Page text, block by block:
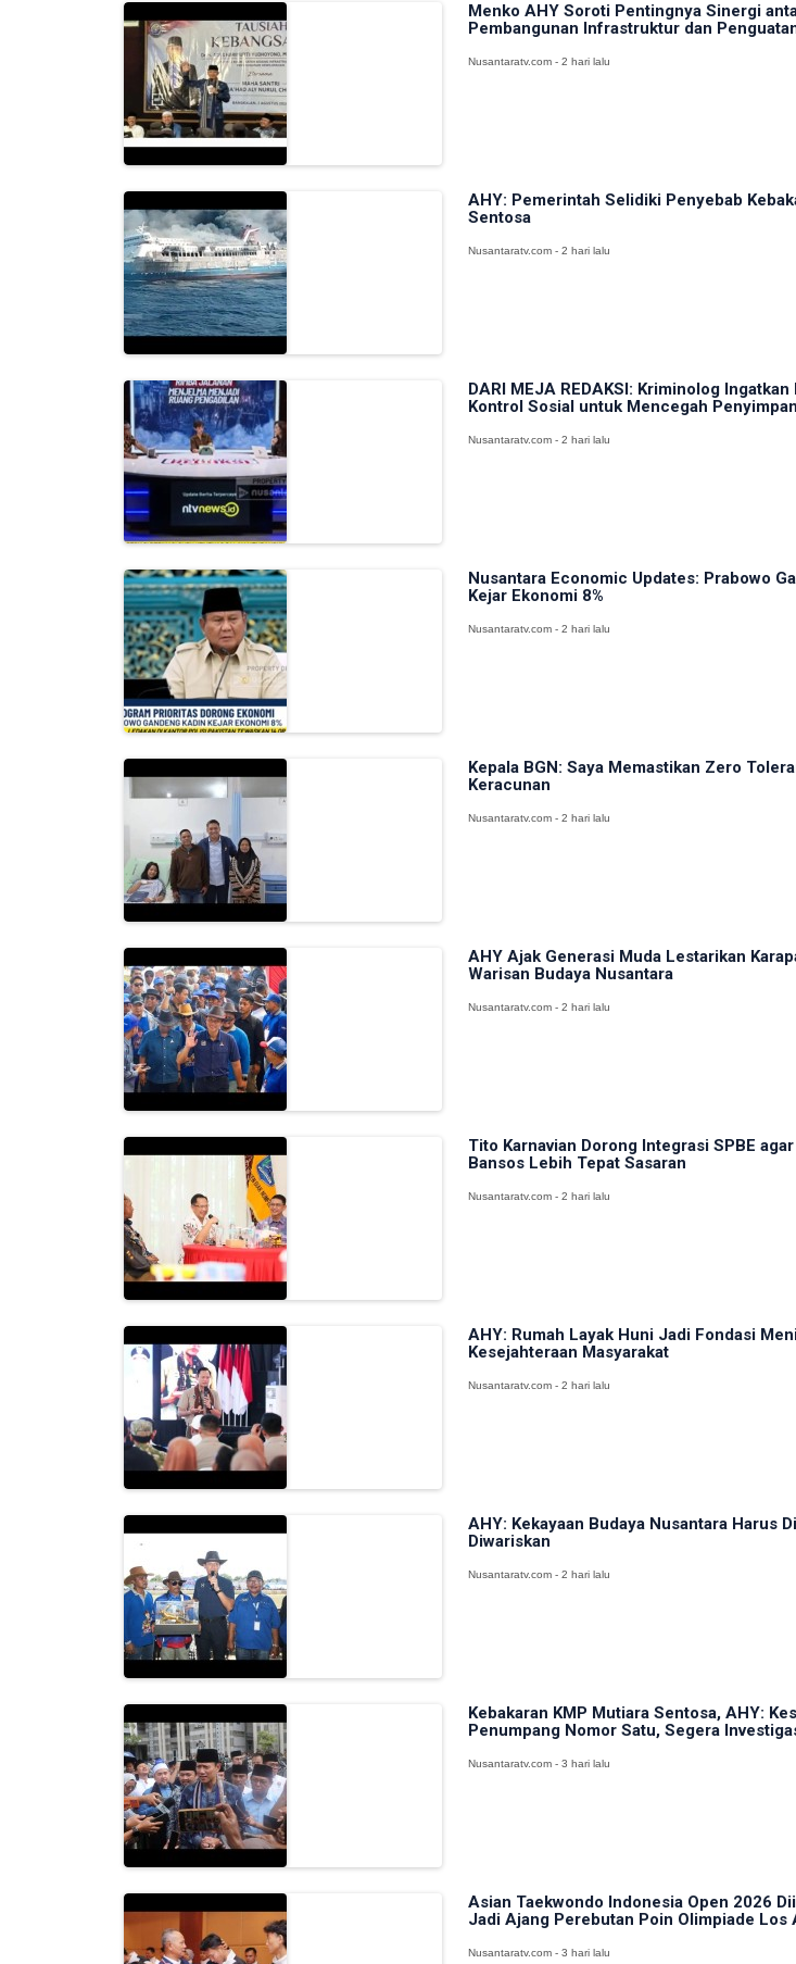
Menko AHY Soroti Pentingnya Sinergi
Pembangunan Infrastruktur dan
Nusantaratv.com - 2 hari lalu
AHY: Pemerintah Selidiki Penyebab
Sentosa
Nusantaratv.com - 2 hari lalu
DARI MEJA REDAKSI: Kriminolog
Kontrol Sosial untuk Mencegah
Nusantaratv.com - 2 hari lalu
Nusantara Economic Updates: Prabowo
Kejar Ekonomi 8%
Nusantaratv.com - 2 hari lalu
Kepala BGN: Saya Memastikan Zero
Keracunan
Nusantaratv.com - 2 hari lalu
AHY Ajak Generasi Muda Lestarikan
Warisan Budaya Nusantara
Nusantaratv.com - 2 hari lalu
Tito Karnavian Dorong Integrasi SPBE
Bansos Lebih Tepat Sasaran
Nusantaratv.com - 2 hari lalu
AHY: Rumah Layak Huni Jadi Fondasi
Kesejahteraan Masyarakat
Nusantaratv.com - 2 hari lalu
AHY: Kekayaan Budaya Nusantara Harus
Diwariskan
Nusantaratv.com - 2 hari lalu
Kebakaran KMP Mutiara Sentosa, AHY:
Penumpang Nomor Satu, Segera
Nusantaratv.com - 3 hari lalu
Asian Taekwondo Indonesia Open 2026
Jadi Ajang Perebutan Poin Olimpiade Los
Nusantaratv.com - 3 hari lalu